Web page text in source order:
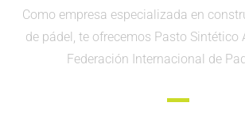
Como empresa especializada en
de pádel, te ofrecemos Pasto Sintético
Federación Internacional de